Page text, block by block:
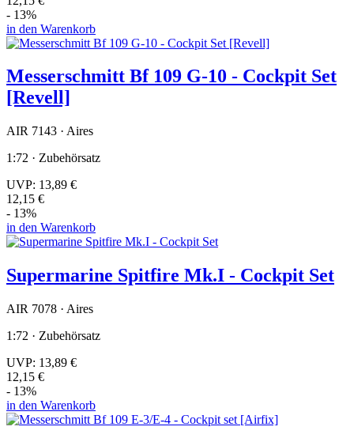
- 13%
in den Warenkorb
Messerschmitt Bf 109 G-10 - Cockpit Set
[Revell]
AIR 7143 · Aires
1:72 · Zubehörsatz
UVP: 13,89 €
12,15 €
- 13%
in den Warenkorb
Supermarine Spitfire Mk.I - Cockpit Set
AIR 7078 · Aires
1:72 · Zubehörsatz
UVP: 13,89 €
12,15 €
- 13%
in den Warenkorb